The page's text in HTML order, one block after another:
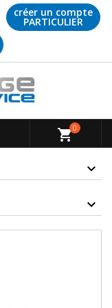
créer un compte
PARTICULIER
shopping_cart0